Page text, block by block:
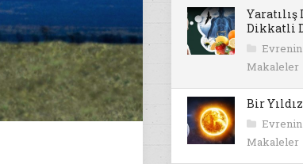
Dikkatli
Evrenin
Makaleler
Bir
Evrenin
Makaleler